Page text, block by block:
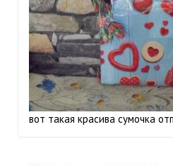
вот такая красива сумочка